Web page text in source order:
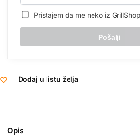
Pristajem da me neko iz
Dodaj u listu želja
Opis